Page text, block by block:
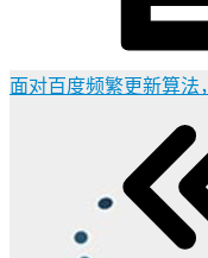
面对百度频繁更新算法